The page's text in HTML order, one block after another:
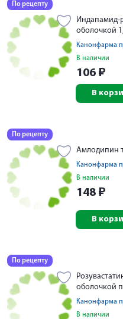
По рецепту
Индапамид-
оболочкой
Канонфарма
В наличии
106 ₽
В
По рецепту
Амлодипин
Канонфарма
В наличии
148 ₽
В
По рецепту
оболочкой
Канонфарма
В наличии